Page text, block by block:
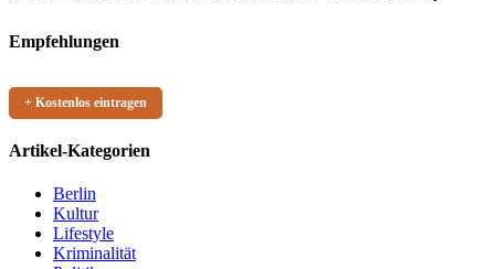
Empfehlungen
+ Kostenlos eintragen
Artikel-Kategorien
Berlin
Kultur
Lifestyle
Kriminalität